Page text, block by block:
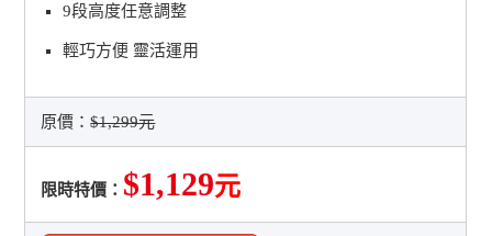
9段高度任意調整
輕巧方便 靈活運用
原價：$1,299元
限時特價： $1,129元